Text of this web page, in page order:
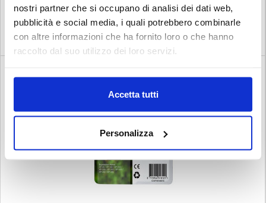
nostri partner che si occupano di analisi dei dati web,
pubblicità e social media, i quali potrebbero combinarle
con altre informazioni che ha fornito loro o che hanno
raccolto dal suo utilizzo dei loro servizi.
Accetta tutti
Personalizza
INKJET EPSON T1813 18 XL MAG. 73454COD. 12136604
€ 14.60Iva esclusa